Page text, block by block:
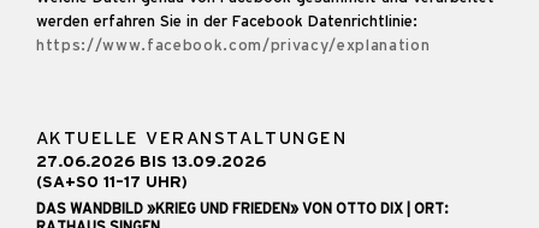
werden erfahren Sie in der Facebook Datenrichtlinie:
https://www.facebook.com/privacy/explanation
AKTUELLE VERANSTALTUNGEN
27.06.2026 BIS 13.09.2026
(SA+SO 11–17 UHR)
DAS WANDBILD »KRIEG UND FRIEDEN» VON OTTO DIX | ORT: